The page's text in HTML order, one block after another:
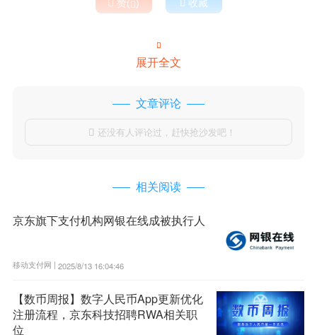
赞()  收藏

展开全文
文章评论
 还没有人评论过，赶快抢沙发吧！
相关阅读
京东旗下支付机构网银在线成被执行人
移动支付网 | 2025/8/13 16:04:46
【数币周报】数字人民币App更新优化
注册流程，京东科技招聘RWA相关职
位